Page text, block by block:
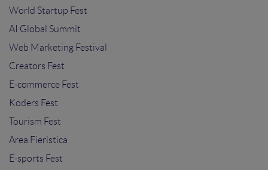
World Startup Fest
AI Global Summit
Web Marketing Festival
Creators Fest
E-commerce Fest
Koders Fest
Tourism Fest
Area Fieristica
E-sports Fest